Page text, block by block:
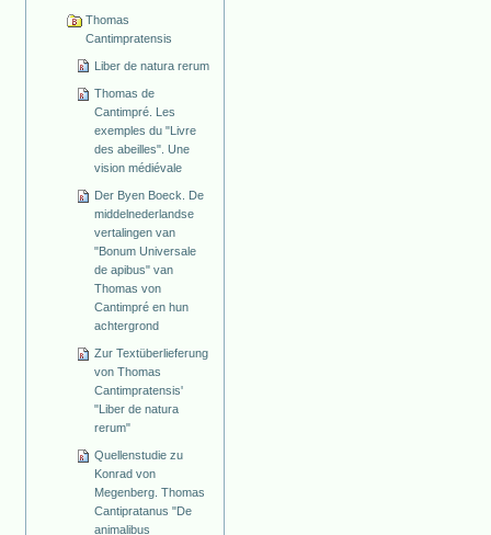
Thomas
Cantimpratensis
Liber de natura rerum
Thomas de
Cantimpré. Les
exemples du "Livre
des abeilles". Une
vision médiévale
Der Byen Boeck. De
middelnederlandse
vertalingen van
"Bonum Universale
de apibus" van
Thomas von
Cantimpré en hun
achtergrond
Zur Textüberlieferung
von Thomas
Cantimpratensis'
"Liber de natura
rerum"
Quellenstudie zu
Konrad von
Megenberg. Thomas
Cantipratanus "De
animalibus